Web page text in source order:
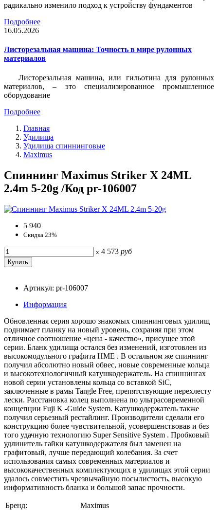
радикально изменило подход к устройству фундаментов
Подробнее
16.05.2026
Листорезальная машина: Точность в мире рулонных
материалов
Листорезальная машина, или гильотина для рулонных
материалов, – это специализированное промышленное
оборудование
Подробнее
Главная
Удилища
Удилища спиннинговые
Maximus
Спиннинг Maximus Striker X 24ML
2.4m 5-20g /Код pr-106007
5 940
Скидка 23%
x 4 573 руб
Артикул: pr-106007
Информация
Обновленная серия хорошо знакомых спиннинговых удилищ
поднимает планку на новый уровень, сохраняя при этом
отличное соотношение «цена - качество», присущее этой
серии. Бланк удилища остался без изменений, изготовлен из
высокомодульного графита HME . В остальном же спиннинг
получил абсолютно новый обвес, новые современные кольца
и высокотехнологичный катушкодержатель. На спиннингах
новой серии установлены кольца со вставкой SiC,
заключенные в рамы Tangle Free, препятствующие перехлесту
лески. Расстановка колец выполнена по ультрасовременной
концепции Fuji K -Guide System. Катушкодержатель также
получил серьезный рестайлинг. Производители сделали его
конструкцию более чувствительной, усовершенствовав и без
того удачную технологию Super Sensitive System . Пробковый
удлинитель гайки катушкодержателя был заменен на
графитовый, лучше передающий колебания. За счет
использования самых современных материалов и
высококачественных комплектующих в удилищах этой серии
удалось совместить чрезвычайную посылистость, высокую
информативность бланка и большой запас прочности.
Бренд:
Maximus